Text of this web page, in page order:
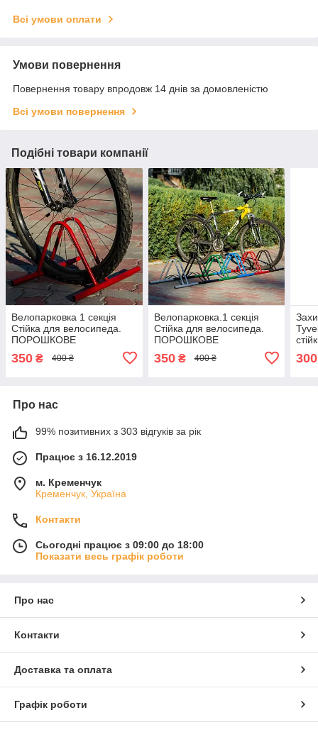
Всі умови оплати
Умови повернення
Повернення товару впродовж 14 днів за домовленістю
Всі умови повернення
Подібні товари компанії
Велопарковка 1 секція
Стійка для велосипеда.
ПОРОШКОВЕ
350 ₴ 400 ₴
Велопарковка.1 секція
Стійка для велосипеда.
ПОРОШКОВЕ
350₴ 400 ₴ 300
Про нас
99% позитивних з 303 відгуків за рік
Працює з 16.12.2019
м. Кременчук
Кременчук, Україна
Контакти
Сьогодні працює з 09:00 до 18:00
Показати весь графік роботи
Про нас
Контакти
Доставка та оплата
Графік роботи